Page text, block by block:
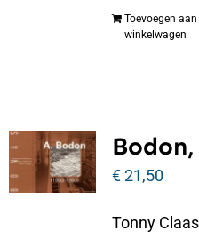
Toevoegen aan
winkelwagen
Bodon,
€21,50
Tonny